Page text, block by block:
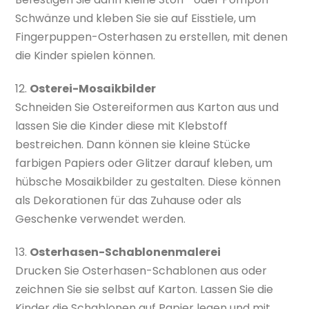
Schwänze und kleben Sie sie auf Eisstiele, um
Fingerpuppen-Osterhasen zu erstellen, mit denen
die Kinder spielen können.
12. Osterei-Mosaikbilder
Schneiden Sie Ostereiformen aus Karton aus und
lassen Sie die Kinder diese mit Klebstoff
bestreichen. Dann können sie kleine Stücke
farbigen Papiers oder Glitzer darauf kleben, um
hübsche Mosaikbilder zu gestalten. Diese können
als Dekorationen für das Zuhause oder als
Geschenke verwendet werden.
13. Osterhasen-Schablonenmalerei
Drucken Sie Osterhasen-Schablonen aus oder
zeichnen Sie sie selbst auf Karton. Lassen Sie die